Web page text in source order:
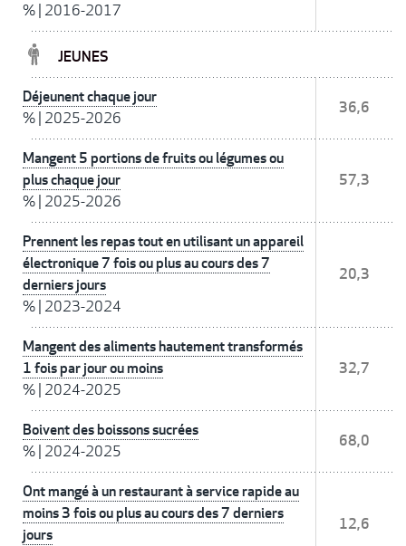
% 2016-2017
JEUNES
Déjeunent chaque jour
% 2025-2026
36,6
Mangent 5 portions de fruits ou légumes ou
plus chaque jour
% 2025-2026
57,3
Prennent les repas tout en utilisant un appareil
électronique 7 fois ou plus au cours des 7
derniers jours
% 2023-2024
20,3
Mangent des aliments hautement transformés
1 fois par jour ou moins
% 2024-2025
32,7
Boivent des boissons sucrées
% 2024-2025
68,0
Ont mangé à un restaurant à service rapide au
moins 3 fois ou plus au cours des 7 derniers
jours
12,6